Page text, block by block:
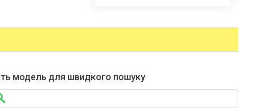
модель для швидкого пошуку